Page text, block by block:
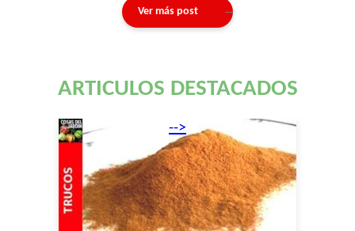
Ver más post
ARTICULOS DESTACADOS
-->